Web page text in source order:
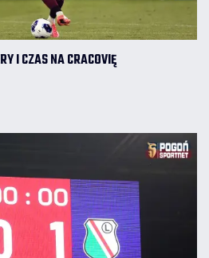
I CZAS NA CRACOVIĘ